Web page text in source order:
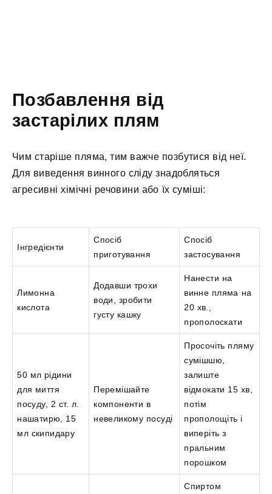
Позбавлення від
застарілих плям
Чим старіше пляма, тим важче позбутися від неї.
Для виведення винного сліду знадобляться
агресивні хімічні речовини або їх суміші:
Інгредієнти
Спосіб
приготування
Спосіб
застосування
Лимонна
кислота
Додавши трохи
води, зробити
густу кашку
Нанести на
винне пляма на
20 хв.,
прополоскати
50 мл рідини
для миття
посуду, 2 ст. л.
нашатирю, 15
мл скипидару
Перемішайте
компоненти в
невеликому посуді
Просочіть пляму
сумішшю,
залиште
відмокати 15 хв,
потім
прополощіть і
виперіть з
пральним
порошком
Спиртом